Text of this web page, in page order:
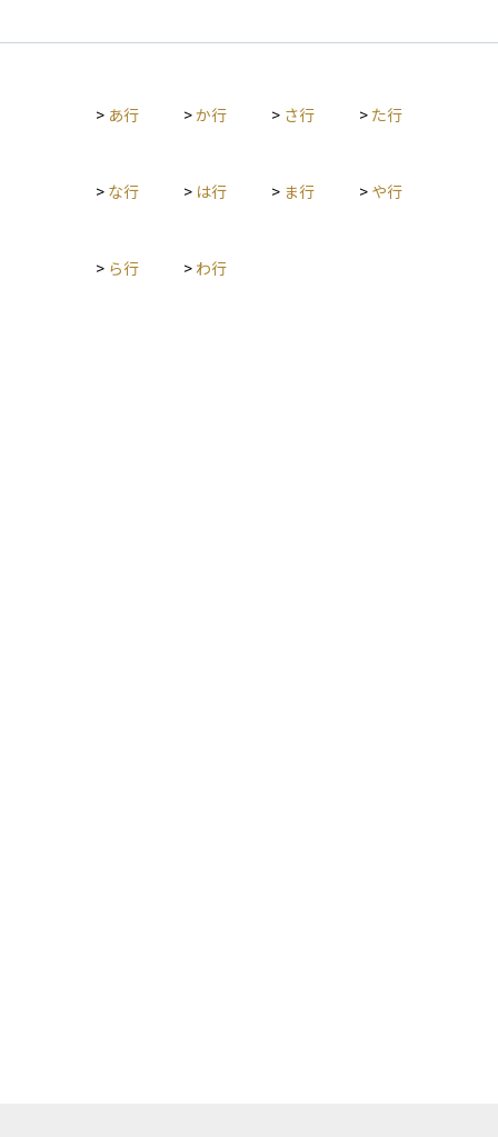
いて運用されています。法定後見制度には、本人の判断能力の
人になるケースも多く見られます。本人が元気なうちに備える
> あ行 >か行 > さ行 > た行
> な行 > は行 > ま行 > や行
> ら行 > わ行